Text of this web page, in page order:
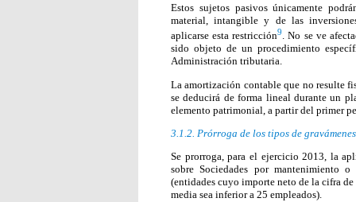
Estos sujetos pasivos únicamente
material, intangible y de las
aplicarse esta restricción9. No se ve
sido objeto de un procedimiento
Administración tributaria.
La amortización contable que no resulte
se deducirá de forma lineal durante un
elemento patrimonial, a partir del primer
3.1.2. Prórroga de los tipos de
Se prorroga, para el ejercicio 2013, la
sobre Sociedades por mantenimiento
(entidades cuyo importe neto de la cifra
media sea inferior a 25 empleados).